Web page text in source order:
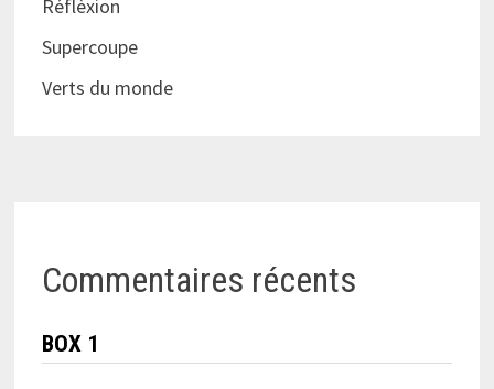
Réflèxion
Supercoupe
Verts du monde
Commentaires récents
BOX 1